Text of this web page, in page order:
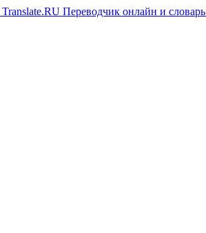
Translate.RU Переводчик онлайн и словарь